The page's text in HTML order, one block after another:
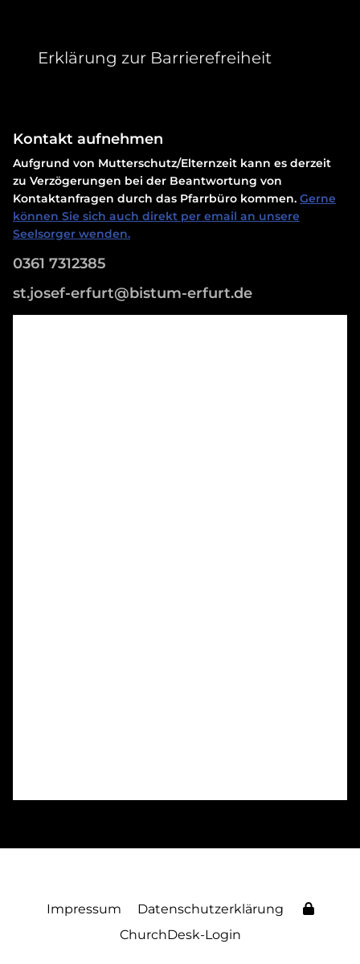
Erklärung zur Barrierefreiheit
Kontakt aufnehmen
Aufgrund von Mutterschutz/Elternzeit kann es derzeit
zu Verzögerungen bei der Beantwortung von
Kontaktanfragen durch das Pfarrbüro kommen. Gerne
können Sie sich auch direkt per email an unsere
Seelsorger wenden.
0361 7312385
st.josef-erfurt@bistum-erfurt.de
Impressum
Datenschutzerklärung
ChurchDesk-Login